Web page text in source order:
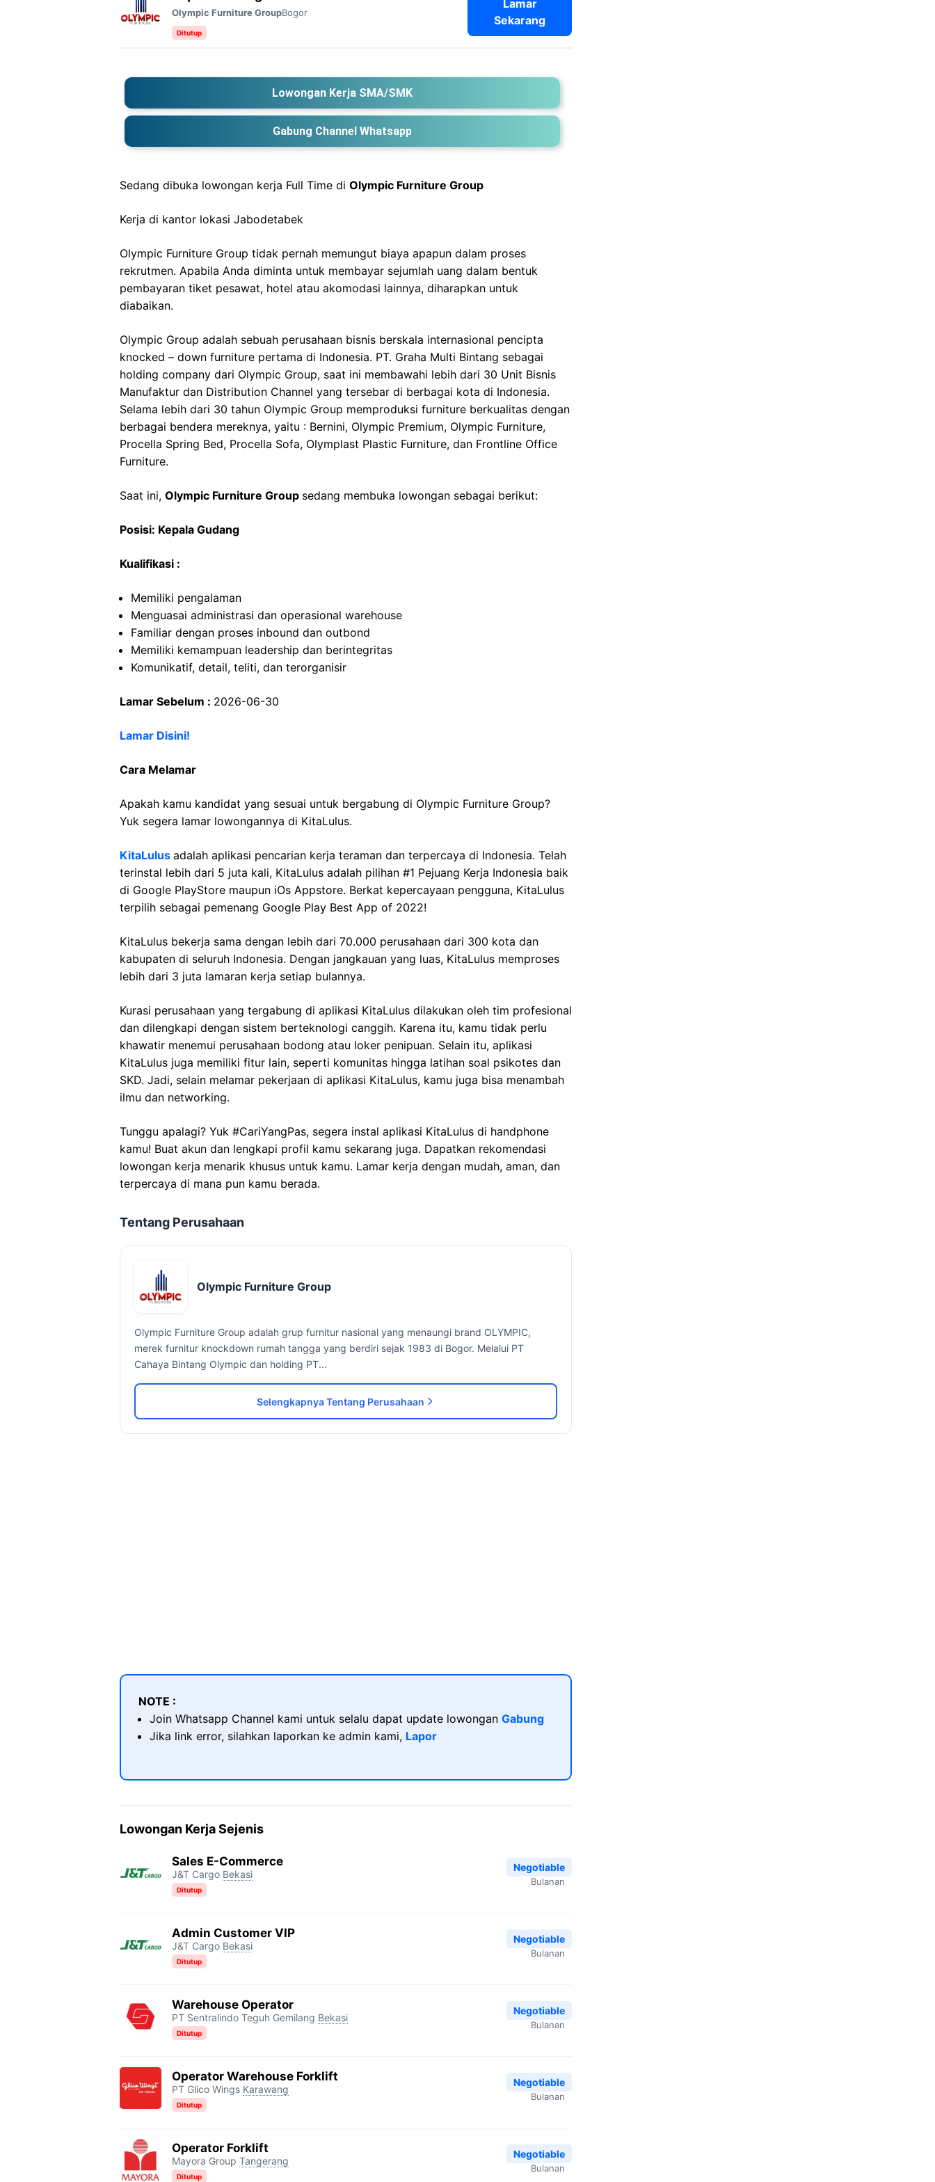
Olympic Furniture GroupBogor
Ditutup
Lamar
Sekarang
Lowongan Kerja SMA/SMK
Gabung Channel Whatsapp
Sedang dibuka lowongan kerja Full Time di Olympic Furniture Group
Kerja di kantor lokasi Jabodetabek
Olympic Furniture Group tidak pernah memungut biaya apapun dalam proses
rekrutmen. Apabila Anda diminta untuk membayar sejumlah uang dalam bentuk
pembayaran tiket pesawat, hotel atau akomodasi lainnya, diharapkan untuk
diabaikan.
Olympic Group adalah sebuah perusahaan bisnis berskala internasional pencipta
knocked – down furniture pertama di Indonesia. PT. Graha Multi Bintang sebagai
holding company dari Olympic Group, saat ini membawahi lebih dari 30 Unit Bisnis
Manufaktur dan Distribution Channel yang tersebar di berbagai kota di Indonesia.
Selama lebih dari 30 tahun Olympic Group memproduksi furniture berkualitas dengan
berbagai bendera mereknya, yaitu : Bernini, Olympic Premium, Olympic Furniture,
Procella Spring Bed, Procella Sofa, Olymplast Plastic Furniture, dan Frontline Office
Furniture.
Saat ini, Olympic Furniture Group sedang membuka lowongan sebagai berikut:
Posisi: Kepala Gudang
Kualifikasi :
Memiliki pengalaman
Menguasai administrasi dan operasional warehouse
Familiar dengan proses inbound dan outbond
Memiliki kemampuan leadership dan berintegritas
Komunikatif, detail, teliti, dan terorganisir
Lamar Sebelum : 2026-06-30
Lamar Disini!
Cara Melamar
Apakah kamu kandidat yang sesuai untuk bergabung di Olympic Furniture Group?
Yuk segera lamar lowongannya di KitaLulus.
KitaLulus adalah aplikasi pencarian kerja teraman dan terpercaya di Indonesia. Telah
terinstal lebih dari 5 juta kali, KitaLulus adalah pilihan #1 Pejuang Kerja Indonesia baik
di Google PlayStore maupun iOs Appstore. Berkat kepercayaan pengguna, KitaLulus
terpilih sebagai pemenang Google Play Best App of 2022!
KitaLulus bekerja sama dengan lebih dari 70.000 perusahaan dari 300 kota dan
kabupaten di seluruh Indonesia. Dengan jangkauan yang luas, KitaLulus memproses
lebih dari 3 juta lamaran kerja setiap bulannya.
Kurasi perusahaan yang tergabung di aplikasi KitaLulus dilakukan oleh tim profesional
dan dilengkapi dengan sistem berteknologi canggih. Karena itu, kamu tidak perlu
khawatir menemui perusahaan bodong atau loker penipuan. Selain itu, aplikasi
KitaLulus juga memiliki fitur lain, seperti komunitas hingga latihan soal psikotes dan
SKD. Jadi, selain melamar pekerjaan di aplikasi KitaLulus, kamu juga bisa menambah
ilmu dan networking.
Tunggu apalagi? Yuk #CariYangPas, segera instal aplikasi KitaLulus di handphone
kamu! Buat akun dan lengkapi profil kamu sekarang juga. Dapatkan rekomendasi
lowongan kerja menarik khusus untuk kamu. Lamar kerja dengan mudah, aman, dan
terpercaya di mana pun kamu berada.
Tentang Perusahaan
Olympic Furniture Group
Olympic Furniture Group adalah grup furnitur nasional yang menaungi brand OLYMPIC,
merek furnitur knockdown rumah tangga yang berdiri sejak 1983 di Bogor. Melalui PT
Cahaya Bintang Olympic dan holding PT...
Selengkapnya Tentang Perusahaan
NOTE :
Join Whatsapp Channel kami untuk selalu dapat update lowongan Gabung
Jika link error, silahkan laporkan ke admin kami, Lapor
Lowongan Kerja Sejenis
Sales E-Commerce
J&T Cargo Bekasi
Ditutup
Negotiable
Bulanan
Admin Customer VIP
J&T Cargo Bekasi
Ditutup
Negotiable
Bulanan
Warehouse Operator
PT Sentralindo Teguh Gemilang Bekasi
Ditutup
Negotiable
Bulanan
Operator Warehouse Forklift
PT Glico Wings Karawang
Ditutup
Negotiable
Bulanan
Operator Forklift
Mayora Group Tangerang
Ditutup
Negotiable
Bulanan